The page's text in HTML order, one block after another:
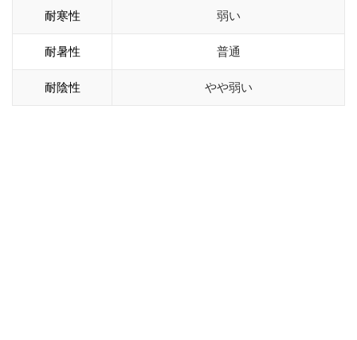
耐寒性 弱い
耐暑性 普通
耐陰性 やや弱い